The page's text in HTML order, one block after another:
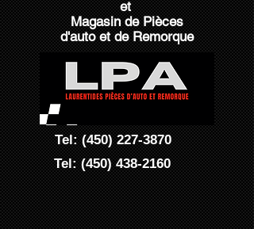
et
Magasin de Pièces
d'auto et de Remorque
Tel: (450) 227-3870
Tel: (450) 438-2160